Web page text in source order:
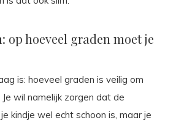
op hoeveel graden moet je
is: hoeveel graden is veilig om
wil namelijk zorgen dat de
kindje wel echt schoon is, maar je